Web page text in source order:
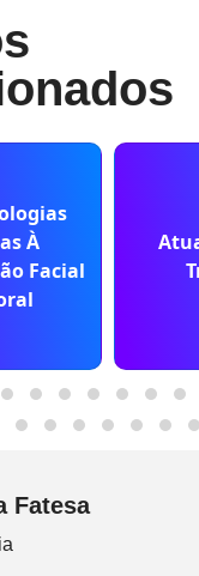
À
Facial
Fatesa